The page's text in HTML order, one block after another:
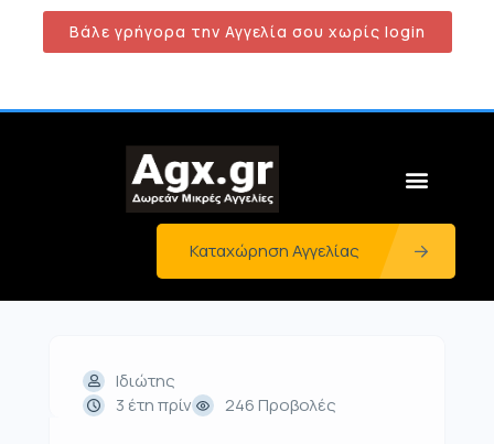
Βάλε γρήγορα την Αγγελία σου χωρίς login
Καταχώρηση Αγγελίας
Ιδιώτης
3 έτη πρίν
246 Προβολές